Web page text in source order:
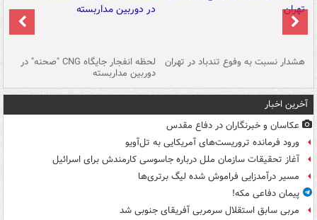
هشدار نسبت به وفوع تندباد در تهران لحظه انفجار جایگاه CNG "صحنه" در
دوربین مداربسته
آخرین اخبار
عکاسان و خبرنگاران در دفاع مقدس
ورود فرمانده تروریست‌های آمریکایی به تل‌آویو
آغاز تحقیقات سازمان ملل درباره جاسوسی کارمندش برای اسرائیل
مسیر درآمدزایی فراموش شده لیگ برتری‌ها
پیمان دفاعی مکه!
مربی سابق استقلال سرمربی آفریقای جنوبی شد